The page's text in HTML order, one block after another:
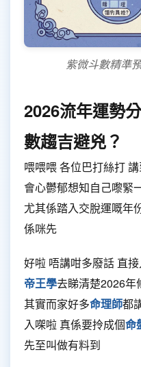
紫微斗數精準
2026流年運勢
數趨吉避兇？
喂喂喂 各位巴打絲打
會心鬱郁想知自己嚟緊
尤其係踏入交脫運嘅年
係咪先
好啦 唔講咁多廢話 直
帝王學去睇清楚2026年
其實而家好多命理師都
入㗎啦 真係要拎成個命
先至叫做有料到